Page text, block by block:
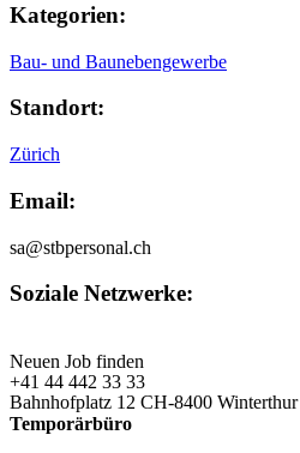
Kategorien:
Bau- und Baunebengewerbe
Standort:
Zürich
Email:
sa@stbpersonal.ch
Soziale Netzwerke:
Neuen Job finden
+41 44 442 33 33
Bahnhofplatz 12 CH-8400 Winterthur
Temporärbüro